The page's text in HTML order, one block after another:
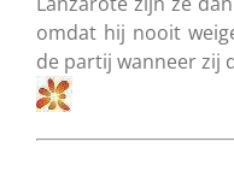
omdat hij nooit
de partij wanneer zij